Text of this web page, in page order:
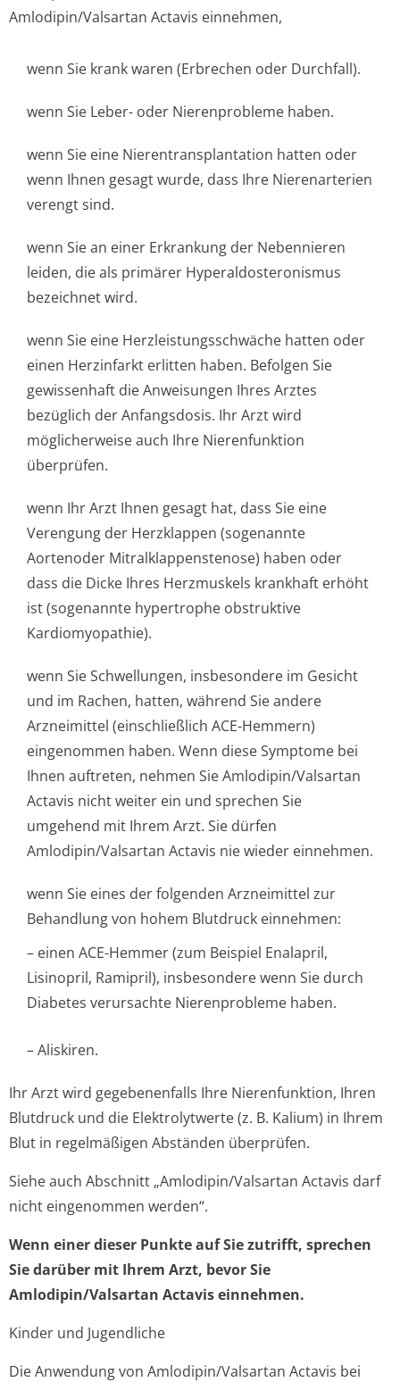
Amlodipin/Valsartan Actavis einnehmen,
wenn Sie krank waren (Erbrechen oder Durchfall).
wenn Sie Leber- oder Nierenprobleme haben.
wenn Sie eine Nierentransplan­tation hatten oder
wenn Ihnen gesagt wurde, dass Ihre Nierenarterien
verengt sind.
wenn Sie an einer Erkrankung der Nebennieren
leiden, die als primärer Hyperaldostero­nismus
bezeichnet wird.
wenn Sie eine Herzleistungsschwäche hatten oder
einen Herzinfarkt erlitten haben. Befolgen Sie
gewissenhaft die Anweisungen Ihres Arztes
bezüglich der Anfangsdosis. Ihr Arzt wird
möglicherweise auch Ihre Nierenfunktion
überprüfen.
wenn Ihr Arzt Ihnen gesagt hat, dass Sie eine
Verengung der Herzklappen (sogenannte
Aortenoder Mitralklappen­stenose) haben oder
dass die Dicke Ihres Herzmuskels krankhaft erhöht
ist (sogenannte hypertrophe obstruktive
Kardiomyopathie).
wenn Sie Schwellungen, insbesondere im Gesicht
und im Rachen, hatten, während Sie andere
Arzneimittel (einschließlich ACE-Hemmern)
eingenommen haben. Wenn diese Symptome bei
Ihnen auftreten, nehmen Sie Amlodipin/Valsartan
Actavis nicht weiter ein und sprechen Sie
umgehend mit Ihrem Arzt. Sie dürfen
Amlodipin/Valsartan Actavis nie wieder einnehmen.
wenn Sie eines der folgenden Arzneimittel zur
Behandlung von hohem Blutdruck einnehmen:
– einen ACE-Hemmer (zum Beispiel Enalapril,
Lisinopril, Ramipril), insbesondere wenn Sie durch
Diabetes verursachte Nierenprobleme ha­ben.
– Aliskiren.
Ihr Arzt wird gegebenenfalls Ihre Nierenfunktion, Ihren
Blutdruck und die Elektrolytwerte (z. B. Kalium) in Ihrem
Blut in regelmäßigen Abständen überprüfen.
Siehe auch Abschnitt „Amlodipin/Val­sartan Actavis darf
nicht eingenommen werden“.
Wenn einer dieser Punkte auf Sie zutrifft, sprechen
Sie darüber mit Ihrem Arzt, bevor Sie
Amlodipin/Valsartan Actavis einnehmen.
Kinder und Jugendliche
Die Anwendung von Amlodipin/Valsartan Actavis bei